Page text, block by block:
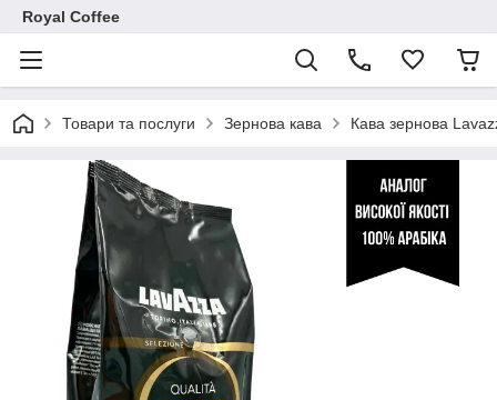
Royal Coffee
Товари та послуги Зернова кава Кава зернова